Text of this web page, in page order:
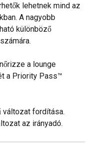
lehetnek mind az
A nagyobb
különböző
a lounge
a Priority Pass™
változat fordítása.
az irányadó.